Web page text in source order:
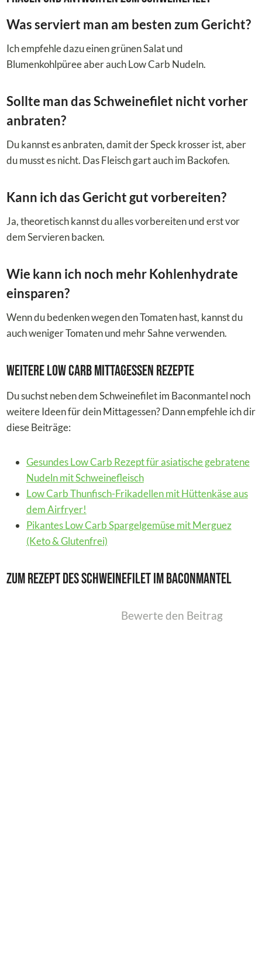
Was serviert man am besten zum Gericht?
Ich empfehle dazu einen grünen Salat und
Blumenkohlpüree aber auch Low Carb Nudeln.
Sollte man das Schweinefilet nicht vorher
anbraten?
Du kannst es anbraten, damit der Speck krosser ist, aber
du musst es nicht. Das Fleisch gart auch im Backofen.
Kann ich das Gericht gut vorbereiten?
Ja, theoretisch kannst du alles vorbereiten und erst vor
dem Servieren backen.
Wie kann ich noch mehr Kohlenhydrate
einsparen?
Wenn du bedenken wegen den Tomaten hast, kannst du
auch weniger Tomaten und mehr Sahne verwenden.
Weitere Low Carb Mittagessen Rezepte
Du suchst neben dem Schweinefilet im Baconmantel noch
weitere Ideen für dein Mittagessen? Dann empfehle ich dir
diese Beiträge:
Gesundes Low Carb Rezept für asiatische gebratene
Nudeln mit Schweinefleisch
Low Carb Thunfisch-Frikadellen mit Hüttenkäse aus
dem Airfryer!
Pikantes Low Carb Spargelgemüse mit Merguez
(Keto & Glutenfrei)
Zum Rezept des Schweinefilet im Baconmantel
Bewerte den Beitrag